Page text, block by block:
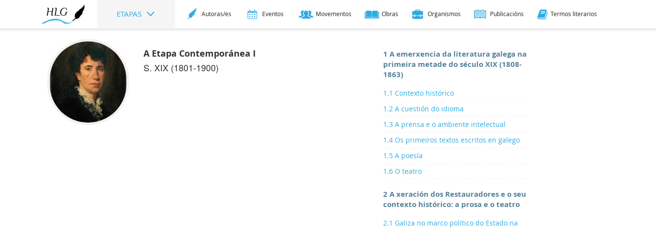
ETAPAS Autoras/es Eventos Movementos Obras Organismos Publicacións Termos literarios
A Etapa Contemporánea I
S. XIX (1801-1900)
1 A emerxencia da literatura galega na
primeira metade do século XIX (1808-
1863)
1.1 Contexto histórico
1.2 A cuestión do idioma
1.3 A prensa e o ambiente intelectual
1.4 Os primeiros textos escritos en galego
1.5 A poesía
1.6 O teatro
2 A xeración dos Restauradores e o seu
contexto histórico: a prosa e o teatro
2.1 Galiza no marco político do Estado na